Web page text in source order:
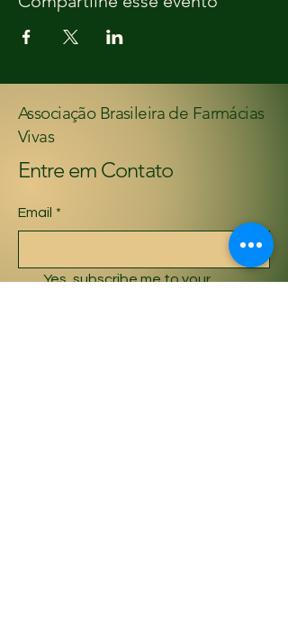
Associação Brasileira de Farmácias
Vivas
Entre em Contato
Email *
Yes, subscribe me to your